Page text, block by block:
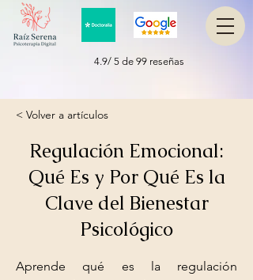
4.9/ 5 de 99 reseñas
< Volver a artículos
Regulación Emocional:
Qué Es y Por Qué Es la
Clave del Bienestar
Psicológico
Aprende qué es la regulación